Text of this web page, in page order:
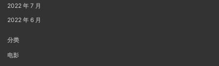
2022 年 7 月
2022 年 6 月
分类
电影